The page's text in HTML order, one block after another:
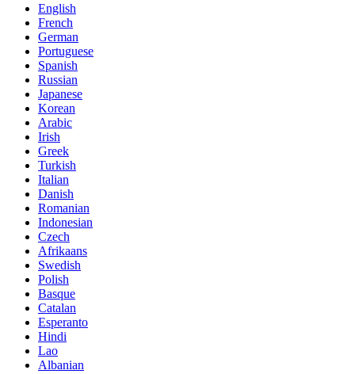
English
French
German
Portuguese
Spanish
Russian
Japanese
Korean
Arabic
Irish
Greek
Turkish
Italian
Danish
Romanian
Indonesian
Czech
Afrikaans
Swedish
Polish
Basque
Catalan
Esperanto
Hindi
Lao
Albanian